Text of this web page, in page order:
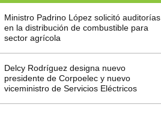
Ministro Padrino López solicitó auditorías
en la distribución de combustible para
sector agrícola
Delcy Rodríguez designa nuevo
presidente de Corpoelec y nuevo
viceministro de Servicios Eléctricos